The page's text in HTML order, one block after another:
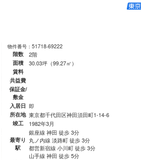
物件番号：51718-69222
階数
2階
面積 30.03坪（99.27㎡）
賃料
共益費
保証金/
敷金
入居日 即
所在地 東京都千代田区神田須田町1-14-6
竣工 1982年3月
最寄り
駅
銀座線 神田 徒歩 3分
丸ノ内線 淡路町 徒歩 3分
都営新宿線 小川町 徒歩 3分
山手線 神田 徒歩 5分